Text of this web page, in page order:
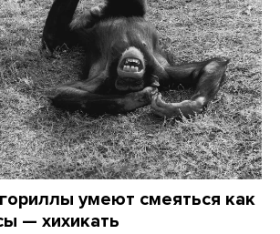
умеют смеяться как
— хихикать